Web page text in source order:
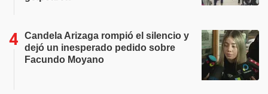
Candela Arizaga rompió el silencio y
dejó un inesperado pedido sobre
Facundo Moyano